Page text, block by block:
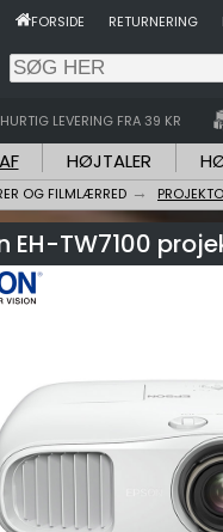
FORSIDE RETURNERING
HURTIG LEVERING FRA 39 KR
HØJTALER
OG FILMLÆRRED
EH-TW7100